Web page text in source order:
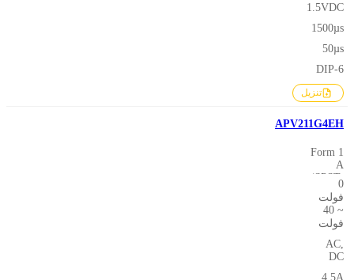
1.5VDC
1500µs
50µs
DIP-6
تنزيل
APV211G4EH
1 Form
A
(SPST-
NO)
0
فولت
~ 40
فولت
AC,
DC
4.5A